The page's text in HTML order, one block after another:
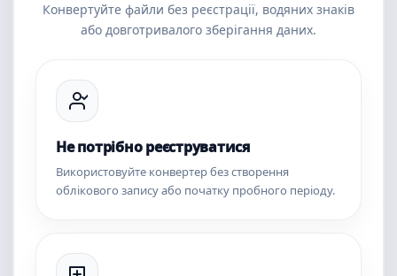
Конвертуйте файли без реєстрації, водяних знаків
або довготривалого зберігання даних.
Не потрібно реєструватися
Використовуйте конвертер без створення
облікового запису або початку пробного періоду.